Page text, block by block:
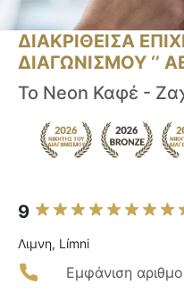
ΔΙΑΚΡΙΘΕΙΣΑ
ΔΙΑΓΩΝΙΣΜΟΥ ‘’
To Neon Καφέ -
9
Λιμνη, Límni
Εμφάνιση